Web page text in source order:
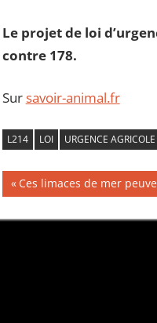
Le projet de loi
contre 178.
Sursavoir-animal.fr
L214 LOI URGENCE AGRICOLE
Navigation
de
Publication
précédente :
Ces limaces de mer